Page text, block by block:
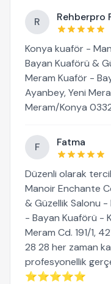
R Rehberpro
Konya kuaför -
Bayan Kuaförü &
Meram Kuaför -
Ayanbey, Yeni
Meram/Konya
F Fatma
Düzenli olarak
Manoir Enchante
& Güzellik Salonu -
- Bayan Kuaförü -
Meram Cd. 191/1,
28 28 her zaman
profesyonellik
⭐⭐⭐⭐⭐